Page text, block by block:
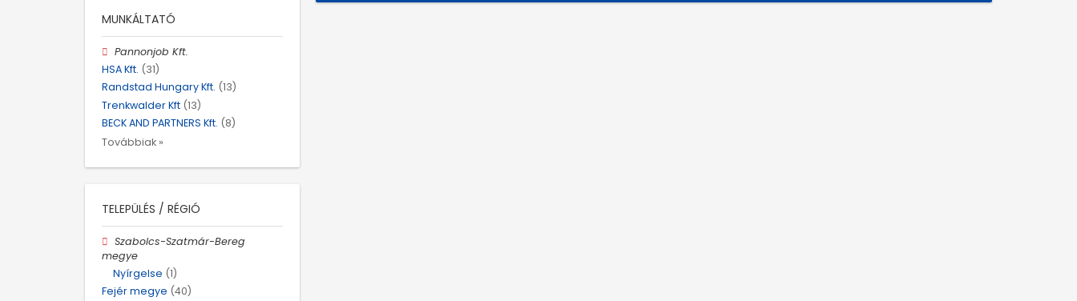
MUNKÁLTATÓ
Pannonjob Kft.
HSA Kft. (31)
Randstad Hungary Kft. (13)
Trenkwalder Kft (13)
BECK AND PARTNERS Kft. (8)
Továbbiak »
TELEPÜLÉS / RÉGIÓ
Szabolcs-Szatmár-Bereg
megye
Nyírgelse (1)
Fejér megye (40)